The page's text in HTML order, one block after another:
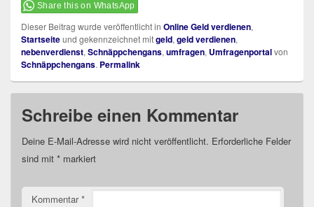
Share this on WhatsApp
Dieser Beitrag wurde veröffentlicht in Online Geld verdienen,
Startseiteund gekennzeichnet mitgeld, geld verdienen,
nebenverdienst, Schnäppchengans, umfragen, Umfragenportalvon
Schnäppchengans. Permalink
Schreibe einen Kommentar
Deine E-Mail-Adresse wird nicht veröffentlicht. Erforderliche Felder
sind mit * markiert
Kommentar*